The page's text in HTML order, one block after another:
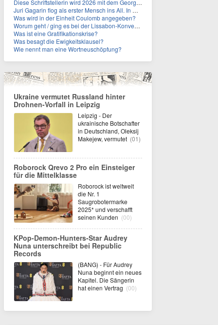
Diese Schriftstellerin wird 2026 mit dem Georg-Büchner-Preis ausgezeichnet. Wie heißt sie?
Juri Gagarin flog als erster Mensch ins All. In welchem Jahr?
Was wird in der Einheit Coulomb angegeben?
Worum geht / ging es bei der Lissabon-Konvention?
Was ist eine Gratifikationskrise?
Was besagt die Ewigkeitsklausel?
Wie nennt man eine Wortneuschöpfung?
Ukraine vermutet Russland hinter
Drohnen-Vorfall in Leipzig
Leipzig - Der
ukrainische Botschafter
in Deutschland, Oleksij
Makejew, vermutet (01)
Roborock Qrevo 2 Pro ein Einsteiger
für die Mittelklasse
Roborock ist weltweit
die Nr. 1
Saugrobotermarke
2025* und verschafft
seinen Kunden (00)
KPop-Demon-Hunters-Star Audrey
Nuna unterschreibt bei Republic
Records
(BANG) - Für Audrey
Nuna beginnt ein neues
Kapitel. Die Sängerin
hat einen Vertrag (00)